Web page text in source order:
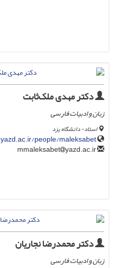
دکتر مهدی ملک‌ثابت
زبان و ادبیات فارسی
استاد- دانشگاه یزد
yazd.ac.ir/people/maleksabet
yazd.ac.ir
دکتر محمدرضا نجاریان
زبان و ادبیات فارسی